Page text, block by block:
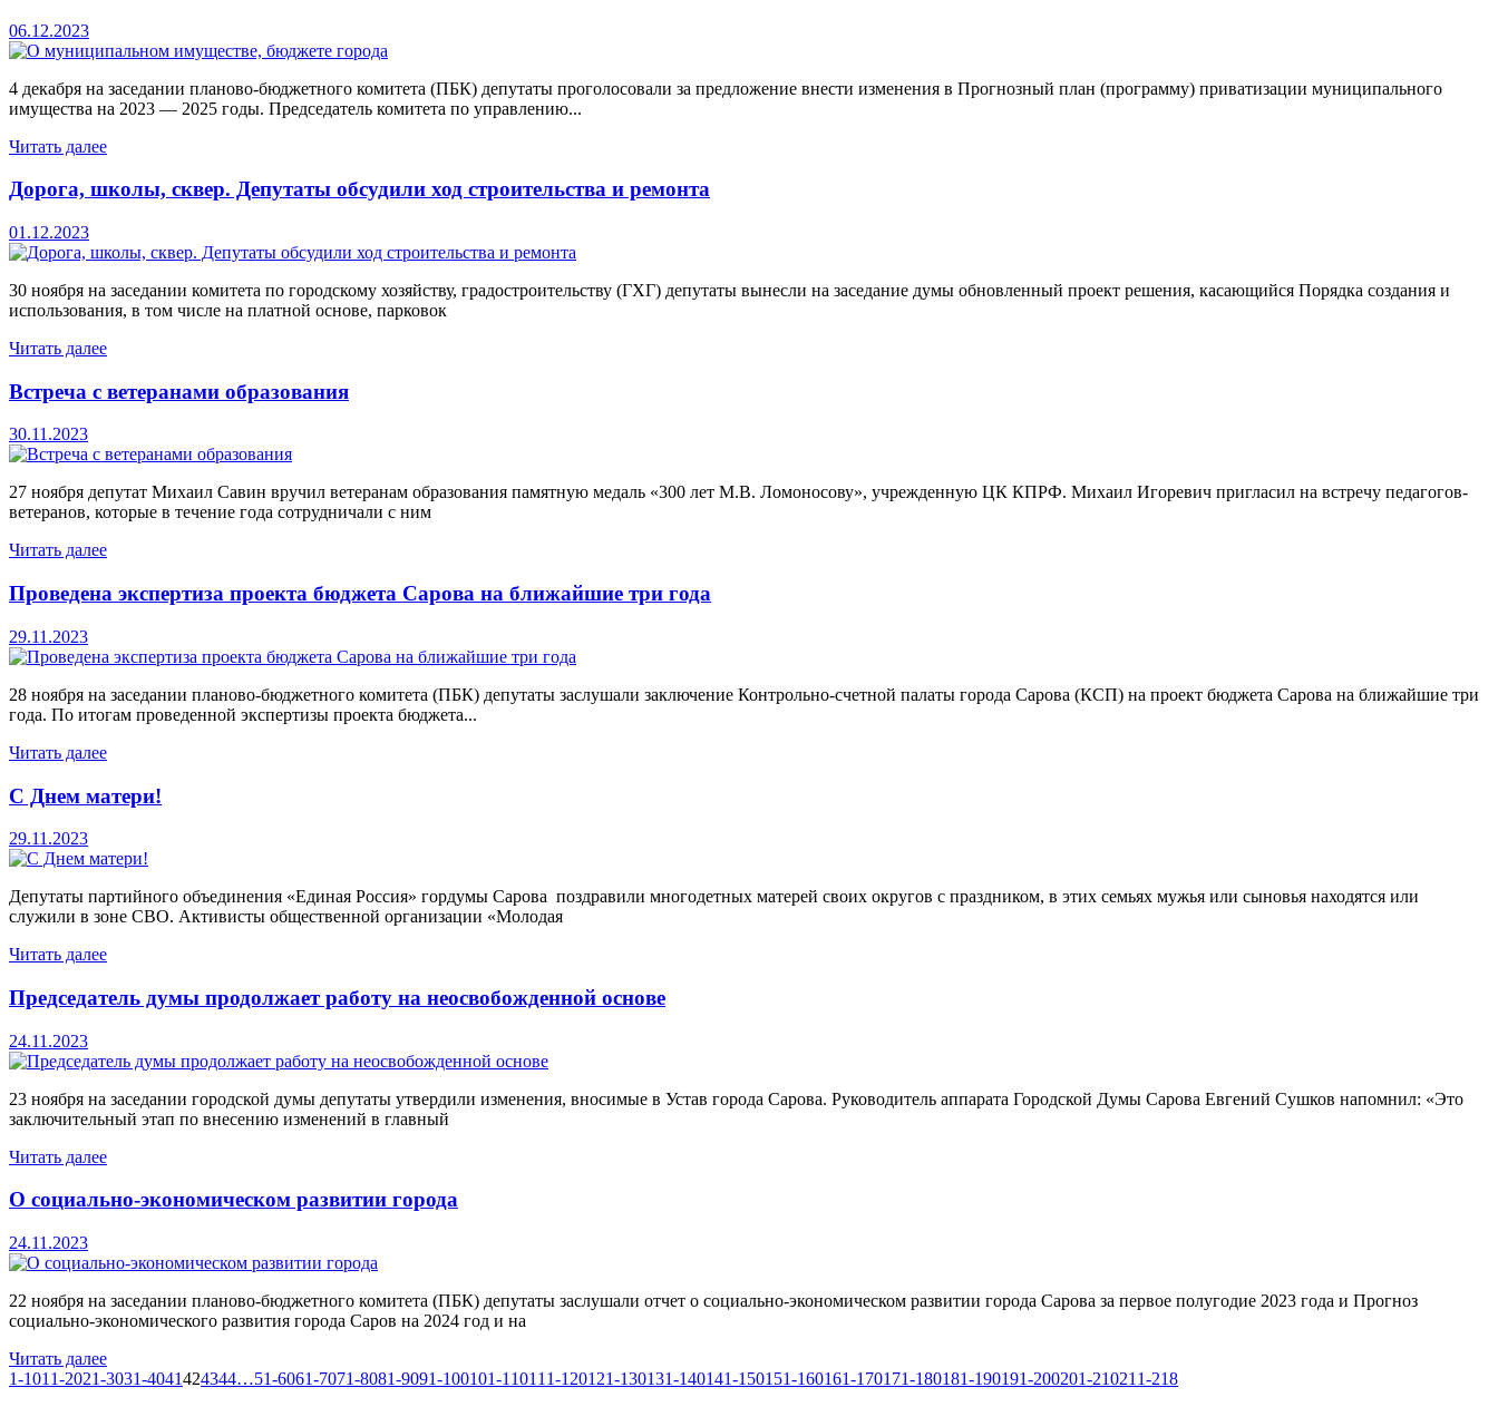
06.12.2023
4 декабря на заседании планово-бюджетного комитета (ПБК) депутаты проголосовали за предложение внести изменения в Прогнозный план (программу) приватизации муниципального
имущества на 2023 — 2025 годы. Председатель комитета по управлению...
Читать далее
Дорога, школы, сквер. Депутаты обсудили ход строительства и ремонта
01.12.2023
30 ноября на заседании комитета по городскому хозяйству, градостроительству (ГХГ) депутаты вынесли на заседание думы обновленный проект решения, касающийся Порядка создания и
использования, в том числе на платной основе, парковок
Читать далее
Встреча с ветеранами образования
30.11.2023
27 ноября депутат Михаил Савин вручил ветеранам образования памятную медаль «300 лет М.В. Ломоносову», учрежденную ЦК КПРФ. Михаил Игоревич пригласил на встречу педагогов-
ветеранов, которые в течение года сотрудничали с ним
Читать далее
Проведена экспертиза проекта бюджета Сарова на ближайшие три года
29.11.2023
28 ноября на заседании планово-бюджетного комитета (ПБК) депутаты заслушали заключение Контрольно-счетной палаты города Сарова (КСП) на проект бюджета Сарова на ближайшие три
года. По итогам проведенной экспертизы проекта бюджета...
Читать далее
С Днем матери!
29.11.2023
Депутаты партийного объединения «Единая Россия» гордумы Сарова поздравили многодетных матерей своих округов с праздником, в этих семьях мужья или сыновья находятся или
служили в зоне СВО. Активисты общественной организации «Молодая
Читать далее
Председатель думы продолжает работу на неосвобожденной основе
24.11.2023
23 ноября на заседании городской думы депутаты утвердили изменения, вносимые в Устав города Сарова. Руководитель аппарата Городской Думы Сарова Евгений Сушков напомнил: «Это
заключительный этап по внесению изменений в главный
Читать далее
О социально-экономическом развитии города
24.11.2023
22 ноября на заседании планово-бюджетного комитета (ПБК) депутаты заслушали отчет о социально-экономическом развитии города Сарова за первое полугодие 2023 года и Прогноз
социально-экономического развития города Саров на 2024 год и на
Читать далее
1-1011-2021-3031-4041424344…51-6061-7071-8081-9091-100101-110111-120121-130131-140141-150151-160161-170171-180181-190191-200201-210211-218